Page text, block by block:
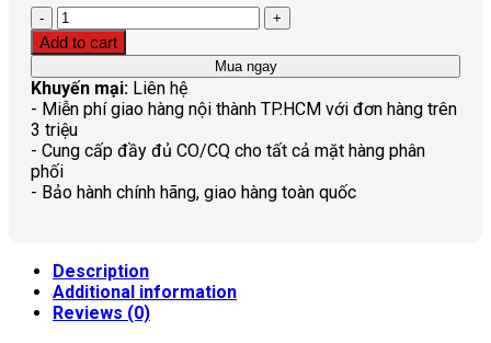
Quantity
Add to cart
Mua ngay
Khuyến mại: Liên hệ
- Miễn phí giao hàng nội thành TP.HCM với đơn hàng trên
3 triệu
- Cung cấp đầy đủ CO/CQ cho tất cả mặt hàng phân
phối
- Bảo hành chính hãng, giao hàng toàn quốc
Description
Additional information
Reviews (0)